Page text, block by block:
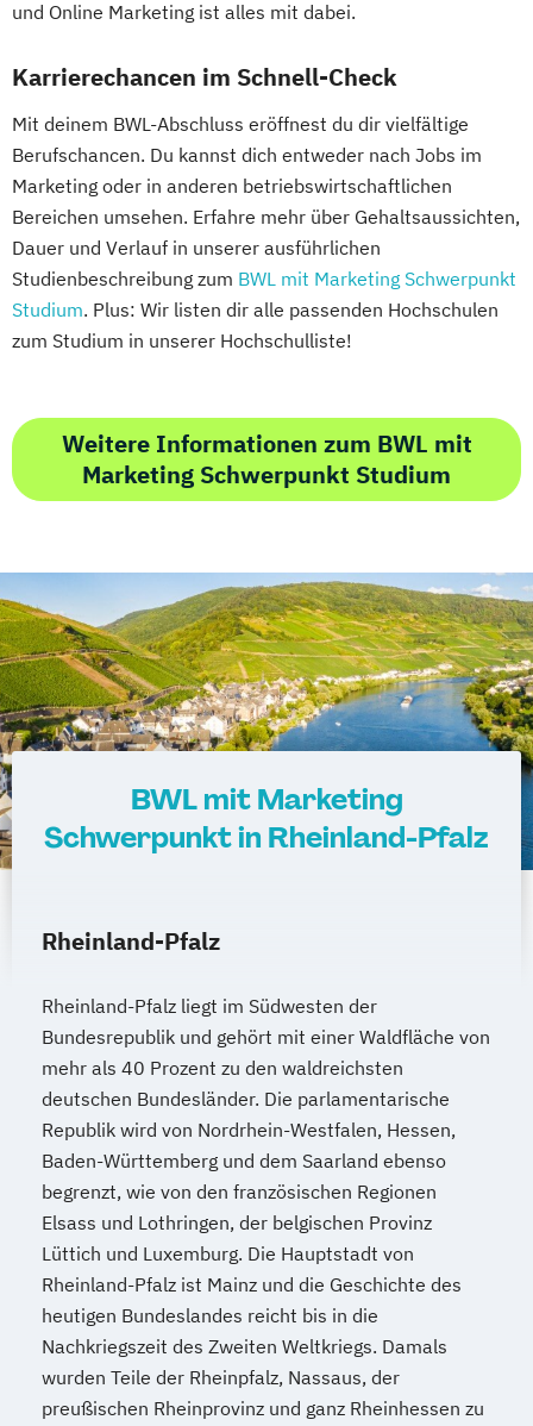
und Online Marketing ist alles mit dabei.
Karrierechancen im Schnell-Check
Mit deinem BWL-Abschluss eröffnest du dir vielfältige
Berufschancen. Du kannst dich entweder nach Jobs im
Marketing oder in anderen betriebswirtschaftlichen
Bereichen umsehen. Erfahre mehr über Gehaltsaussichten,
Dauer und Verlauf in unserer ausführlichen
Studienbeschreibung zum BWL mit Marketing Schwerpunkt
Studium. Plus: Wir listen dir alle passenden Hochschulen
zum Studium in unserer Hochschulliste!
Weitere Informationen zum BWL mit
Marketing Schwerpunkt Studium
BWL mit Marketing
Schwerpunkt in Rheinland-Pfalz
Rheinland-Pfalz
Rheinland-Pfalz liegt im Südwesten der
Bundesrepublik und gehört mit einer Waldfläche von
mehr als 40 Prozent zu den waldreichsten
deutschen Bundesländer. Die parlamentarische
Republik wird von Nordrhein-Westfalen, Hessen,
Baden-Württemberg und dem Saarland ebenso
begrenzt, wie von den französischen Regionen
Elsass und Lothringen, der belgischen Provinz
Lüttich und Luxemburg. Die Hauptstadt von
Rheinland-Pfalz ist Mainz und die Geschichte des
heutigen Bundeslandes reicht bis in die
Nachkriegszeit des Zweiten Weltkriegs. Damals
wurden Teile der Rheinpfalz, Nassaus, der
preußischen Rheinprovinz und ganz Rheinhessen zu